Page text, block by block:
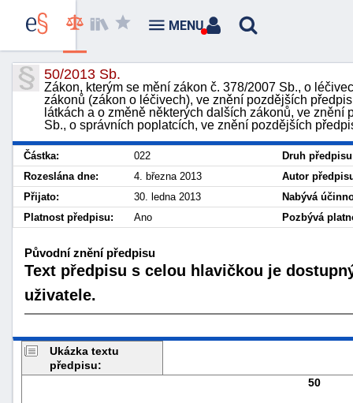
50/2013 Sb.
Zákon, kterým se mění zákon č. 378/2007 Sb., o
zákonů (zákon o léčivech), ve znění pozdějších
látkách a o změně některých dalších zákonů, ve
Sb., o správních poplatcích, ve znění pozdějších
Částka: 022
Druh
Rozeslána dne:
4. března 2013
Autor
Přijato:
30. ledna 2013
Nabývá
Platnost předpisu:
Ano Pozbývá
Původní znění předpisu
Text předpisu s celou hlavičkou je
uživatele.
Ukázka textu
předpisu:
50
MENU